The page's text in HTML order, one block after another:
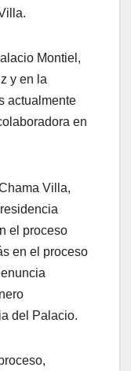
Montiel,
y en la
actualmente
en
Villa,
el proceso
en el proceso
del Palacio.